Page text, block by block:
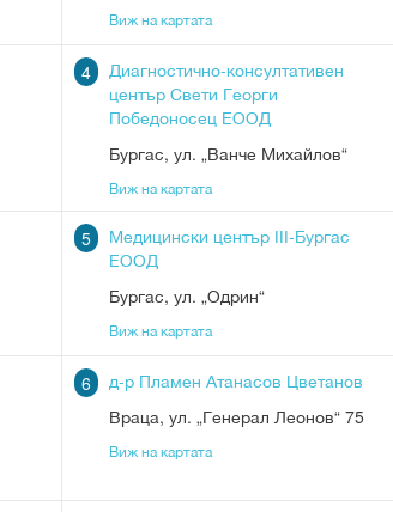
Виж на картата
4
Диагностично-консултативен
център Свети Георги
Победоносец ЕООД
Бургас, ул. „Ванче Михайлов“
Виж на картата
5
Медицински център ІІІ-Бургас
ЕООД
Бургас, ул. „Одрин“
Виж на картата
6
д-р Пламен Атанасов Цветанов
Враца, ул. „Генерал Леонов“ 75
Виж на картата